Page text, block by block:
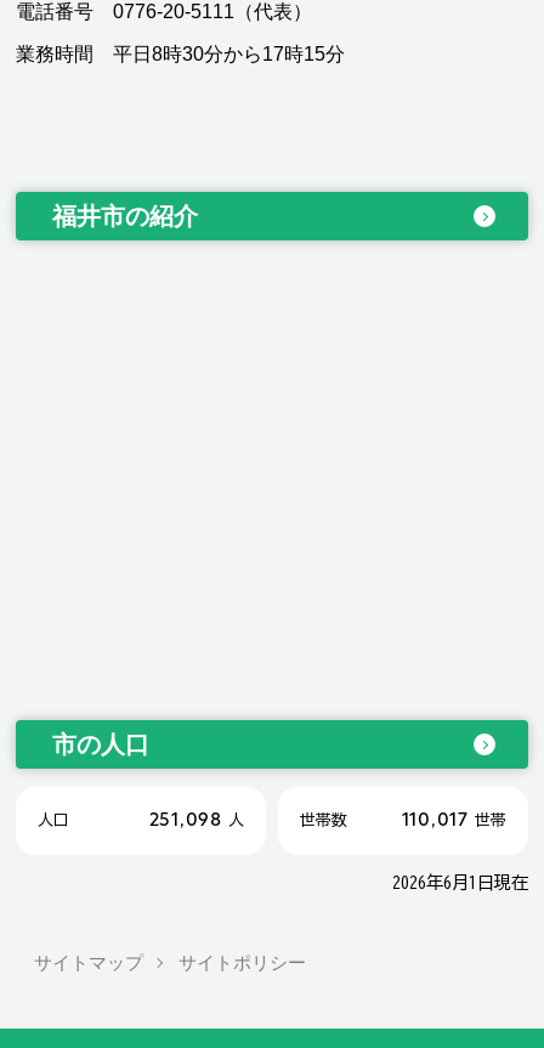
電話番号 0776-20-5111（代表）
業務時間 平日8時30分から17時15分
福井市の紹介
市の人口
人口 251,098 人 世帯数 110,017 世帯
2026年6月1日現在
サイトマップ サイトポリシー